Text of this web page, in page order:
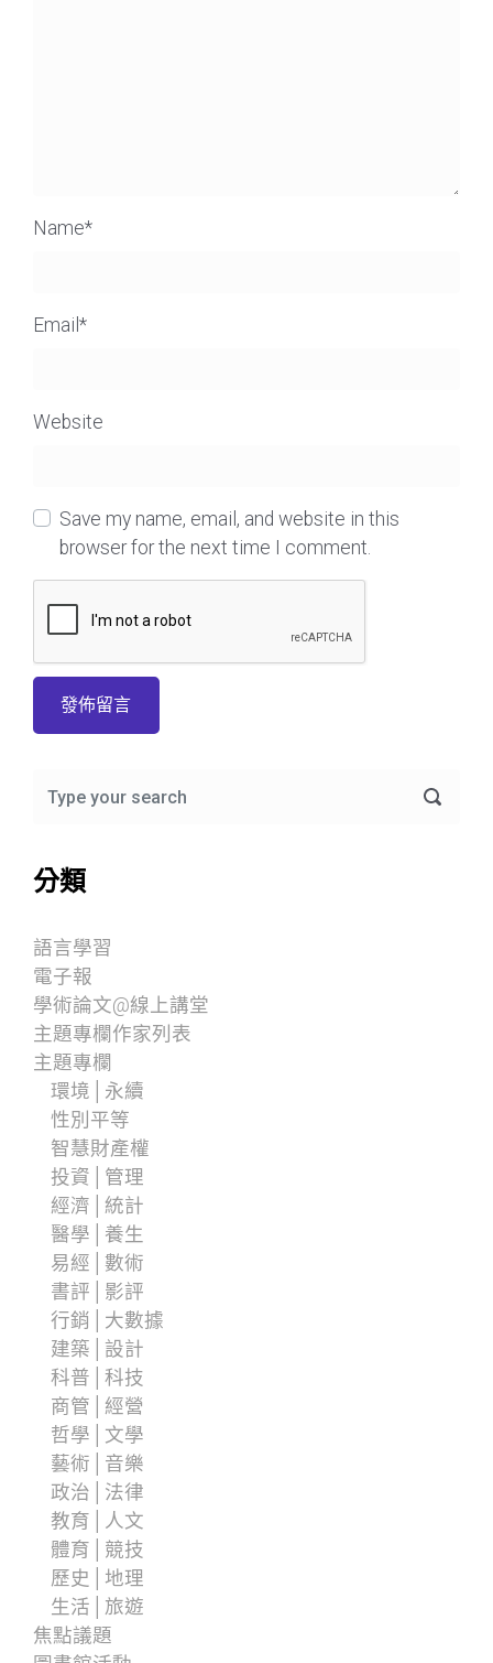
Name*
Email *
Website
Save my name, email, and website in this
browser for the next time I comment.
分類
語言學習
電子報
學術論文@線上講堂
主題專欄作家列表
主題專欄
環境│永續
性別平等
智慧財產權
投資│管理
經濟│統計
醫學│養生
易經│數術
書評│影評
行銷│大數據
建築│設計
科普│科技
商管│經營
哲學│文學
藝術│音樂
政治│法律
教育│人文
體育│競技
歷史│地理
生活│旅遊
焦點議題